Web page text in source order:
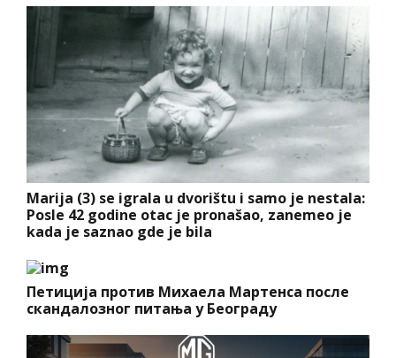
Marija (3) se igrala u dvorištu i samo je nestala:
Posle 42 godine otac je pronašao, zanemeo je
kada je saznao gde je bila
Петиција против Михаела Мартенса после
скандалозног питања у Београду